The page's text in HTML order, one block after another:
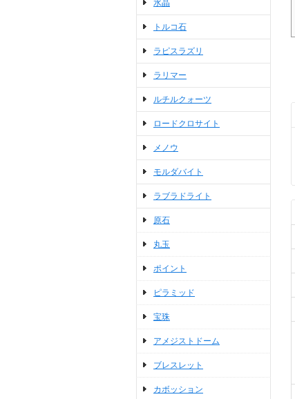
水晶
トルコ石
ラピスラズリ
ラリマー
ルチルクォーツ
ロードクロサイト
メノウ
モルダバイト
ラブラドライト
原石
丸玉
ポイント
ピラミッド
宝珠
アメジストドーム
ブレスレット
カボッション